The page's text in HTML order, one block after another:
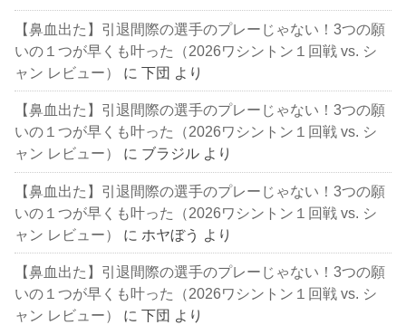
【鼻血出た】引退間際の選手のプレーじゃない！3つの願
いの１つが早くも叶った（2026ワシントン１回戦 vs. シ
ャン レビュー）
に下団 より
【鼻血出た】引退間際の選手のプレーじゃない！3つの願
いの１つが早くも叶った（2026ワシントン１回戦 vs. シ
ャン レビュー）
に ブラジル より
【鼻血出た】引退間際の選手のプレーじゃない！3つの願
いの１つが早くも叶った（2026ワシントン１回戦 vs. シ
ャン レビュー）
に ホヤぼう より
【鼻血出た】引退間際の選手のプレーじゃない！3つの願
いの１つが早くも叶った（2026ワシントン１回戦 vs. シ
ャン レビュー）
に下団 より